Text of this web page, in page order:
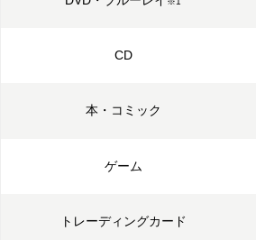
CD
本・コミック
ゲーム
トレーディングカード